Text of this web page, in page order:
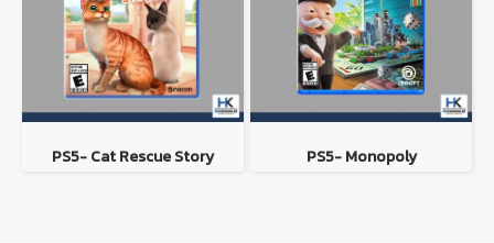
PS5- Cat Rescue Story PS5- Monopoly